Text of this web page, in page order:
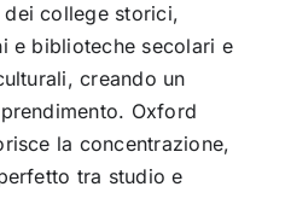
college storici,
e biblioteche secolari e
creando un
Oxford
la concentrazione,
tra studio e